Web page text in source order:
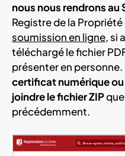
nous nous rendrons au
Registre de la
soumission en ligne, si
téléchargé le fichier
présenter en personne.
certificat numérique
joindre le fichier ZIP
précédemment.